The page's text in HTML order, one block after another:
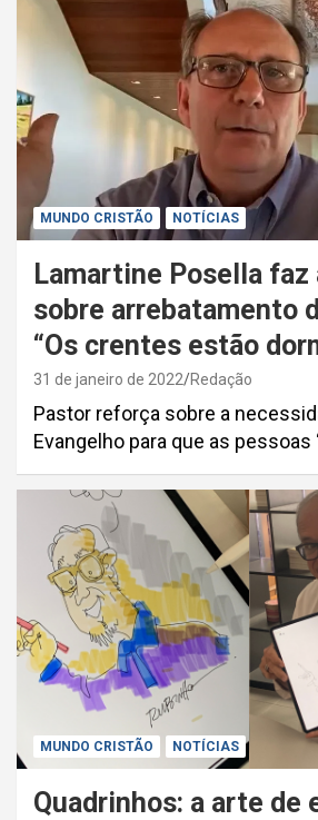
MUNDO CRISTÃO NOTÍCIAS
Lamartine Posella
sobre arrebatamento
“Os crentes estão
31 de janeiro de 2022 Redação
Pastor reforça sobre a
Evangelho para que as pessoas
MUNDO CRISTÃO NOTÍCIAS
Quadrinhos: a arte de